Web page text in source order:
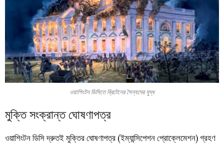
ওয়াশিংটন ডিসিতে ব্রিটেনের সৈন্যদের যুদ্ধ
মুক্তি সংক্রান্ত ঘোষণাপত্র
ওয়াশিংটন ডিসি দ্রুতই মুক্তির ঘোষণাপত্র (ইম্যান্সিপেশন প্রোক্লেমেশন) গ্রহণ